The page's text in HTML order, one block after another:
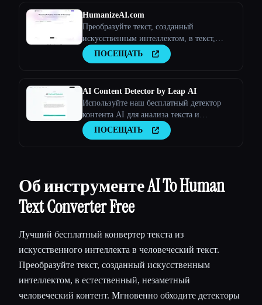
HumanizeAI.com
Преобразуйте текст, созданный
искусственным интеллектом, в текст,
похожий на человека, с помощью
Humanize
ПОСЕЩАТЬ
AI Content Detector by Leap AI
Используйте наш бесплатный детектор
контента AI для анализа текста и
определения того, был ли он создан
искусственным интеллектом или нет.
ПОСЕЩАТЬ
Об инструменте AI To Human
Text Converter Free
Лучший бесплатный конвертер текста из
искусственного интеллекта в человеческий текст.
Преобразуйте текст, созданный искусственным
интеллектом, в естественный, незаметный
человеческий контент. Мгновенно обходите детекторы